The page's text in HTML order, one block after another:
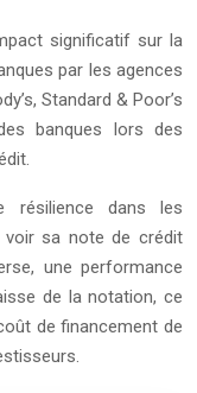
significatif sur la
par les agences
Standard & Poor’s
banques lors des
résilience dans les
sa note de crédit
une performance
de la notation, ce
de financement de